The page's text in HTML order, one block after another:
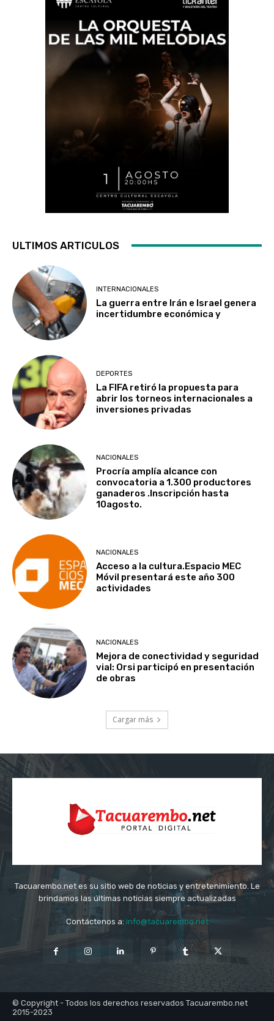
ULTIMOS ARTICULOS
INTERNACIONALES
La guerra entre Irán e Israel genera
incertidumbre económica y
DEPORTES
La FIFA retiró la propuesta para
abrir los torneos internacionales a
inversiones privadas
NACIONALES
Procría amplía alcance con
convocatoria a 1.300 productores
ganaderos .Inscripción hasta
10agosto.
NACIONALES
Acceso a la cultura.Espacio MEC
Móvil presentará este año 300
actividades
NACIONALES
Mejora de conectividad y seguridad
vial: Orsi participó en presentación
de obras
Cargar más
Tacuarembo.net es su sitio web de noticias y entretenimiento. Le
brindamos las últimas noticias siempre actualizadas
Contáctenos a: info@tacuarembo.net
© Copyright - Todos los derechos reservados Tacuarembo.net
2015-2023